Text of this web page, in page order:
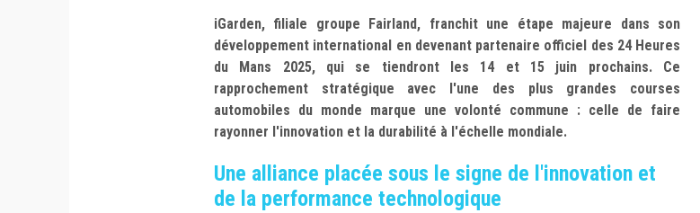
iGarden, filiale groupe Fairland, franchit une étape majeure dans son
développement international en devenant partenaire officiel des 24 Heures
du Mans 2025, qui se tiendront les 14 et 15 juin prochains. Ce
rapprochement stratégique avec l'une des plus grandes courses
automobiles du monde marque une volonté commune : celle de faire
rayonner l'innovation et la durabilité à l'échelle mondiale.
Une alliance placée sous le signe de l'innovation et
de la performance technologique